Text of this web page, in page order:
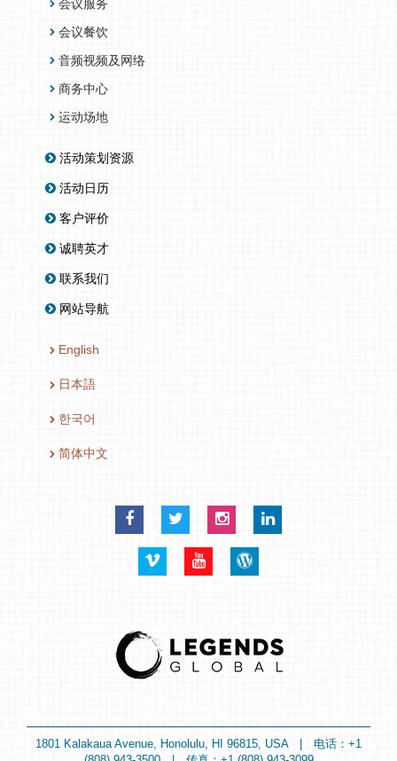
会议服务
会议餐饮
音频视频及网络
商务中心
运动场地
活动策划资源
活动日历
客户评价
诚聘英才
联系我们
网站导航
English
日本語
한국어
简体中文
FacebookTwitterInstagramLinkedIn
VimeoYouTubeBlog
1801 Kalakaua Avenue, Honolulu, HI 96815, USA | 电话：+1